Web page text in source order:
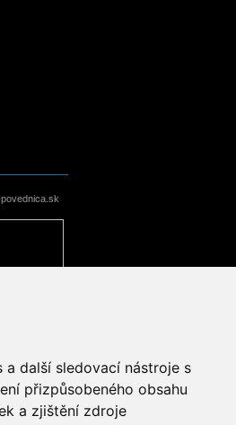
další sledovací nástroje s
přizpůsobeného obsahu
a zjištění zdroje